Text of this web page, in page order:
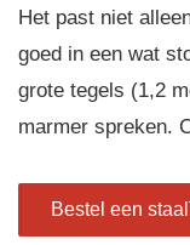
Het past niet
goed in een wat
grote tegels (1,2
marmer spreken.
Bestel een staal